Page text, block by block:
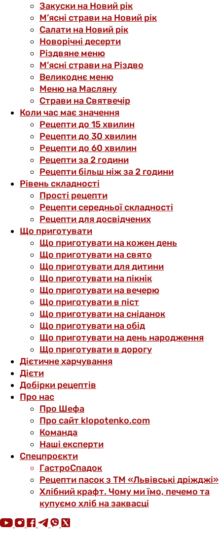
Закуски на Новий рік
М’ясні страви на Новий рік
Салати на Новий рік
Новорічні десерти
Різдвяне меню
М’ясні страви на Різдво
Великоднє меню
Меню на Масляну
Страви на Святвечір
Коли час має значення
Рецепти до 15 хвилин
Рецепти до 30 хвилин
Рецепти до 60 хвилин
Рецепти за 2 години
Рецепти більш ніж за 2 години
Рівень складності
Прості рецепти
Рецепти середньої складності
Рецепти для досвідчених
Що приготувати
Що приготувати на кожен день
Що приготувати на свято
Що приготувати для дитини
Що приготувати на пікнік
Що приготувати на вечерю
Що приготувати в піст
Що приготувати на сніданок
Що приготувати на обід
Що приготувати на день народження
Що приготувати в дорогу
Дієтичне харчування
Дієти
Добірки рецептів
Про нас
Про Шефа
Про сайт klopotenko.com
Команда
Наші експерти
Спецпроєкти
ГастроСпадок
Рецепти пасок з ТМ «Львівські дріжджі»
Хлібний крафт. Чому ми їмо, печемо та
купуємо хліб на заквасці